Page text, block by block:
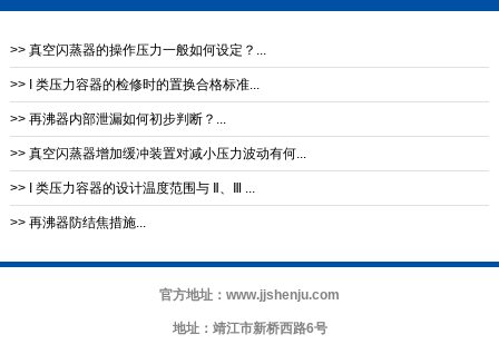
>> 真空闪蒸器的操作压力一般如何设定？...
>> I 类压力容器的检修时的置换合格标准...
>> 再沸器内部泄漏如何初步判断？...
>> 真空闪蒸器增加缓冲装置对减小压力波动有何...
>> I 类压力容器的设计温度范围与 Ⅱ、Ⅲ ...
>> 再沸器防结焦措施‌...
官方地址：www.jjshenju.com
地址：靖江市新桥西路6号